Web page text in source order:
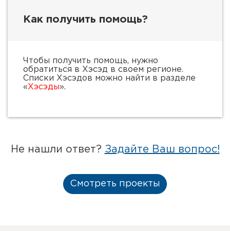
Как получить помощь?
Чтобы получить помощь, нужно
обратиться в Хэсэд в своем регионе.
Списки Хэсэдов можно найти в разделе
«Хэсэды».
Не нашли ответ? Задайте Ваш вопрос!
Смотреть проекты